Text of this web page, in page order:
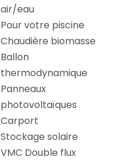
air/eau
Pour votre piscine
Chaudière biomasse
Ballon
thermodynamique
Panneaux
photovoltaïques
Carport
Stockage solaire
VMC Double flux